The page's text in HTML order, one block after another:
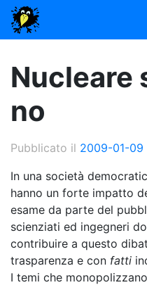
Nucleare
no
Pubblicato il 2009-01-09
In una società
hanno un forte impatto
esame da parte del
scienziati ed ingegneri
contribuire a questo
trasparenza e con fatti
I temi che